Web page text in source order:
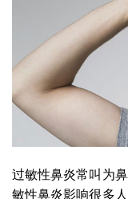
过敏性鼻炎常叫为
敏性鼻炎影响很多